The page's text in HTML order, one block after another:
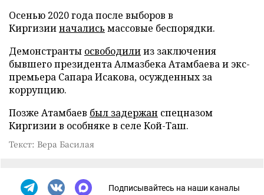
Осенью 2020 года после выборов в
Киргизииначались массовые беспорядки.
Демонстранты освободилииз заключения
бывшего президента Алмазбека Атамбаева и экс-
премьера Сапара Исакова, осужденных за
коррупцию.
Позже Атамбаев был задержан спецназом
Киргизии в особняке в селе Кой-Таш.
Текст: Вера Басилая
Подписывайтесь на наши каналы